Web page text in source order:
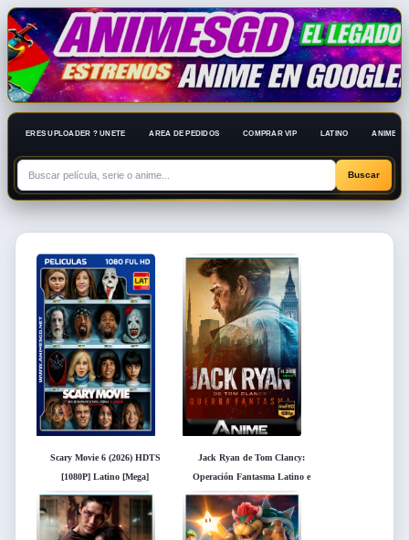
ERES UPLOADER ? UNETE AREA DE PEDIDOS COMPRAR VIP LATINO ANIME
Scary Movie 6 (2026) HDTS
[1080P] Latino [Mega]
[Googledrive]
Jack Ryan de Tom Clancy:
Operación Fantasma Latino e
Inglés